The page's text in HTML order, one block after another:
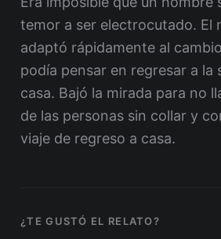
temor a ser electrocutado. El
adaptó rápidamente al
podía pensar en regresar a la
casa. Bajó la mirada para no
de las personas sin collar y
viaje de regreso a casa.
¿TE GUSTÓ EL RELATO?